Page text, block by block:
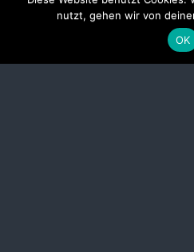
nutzt, gehen wir von
OK